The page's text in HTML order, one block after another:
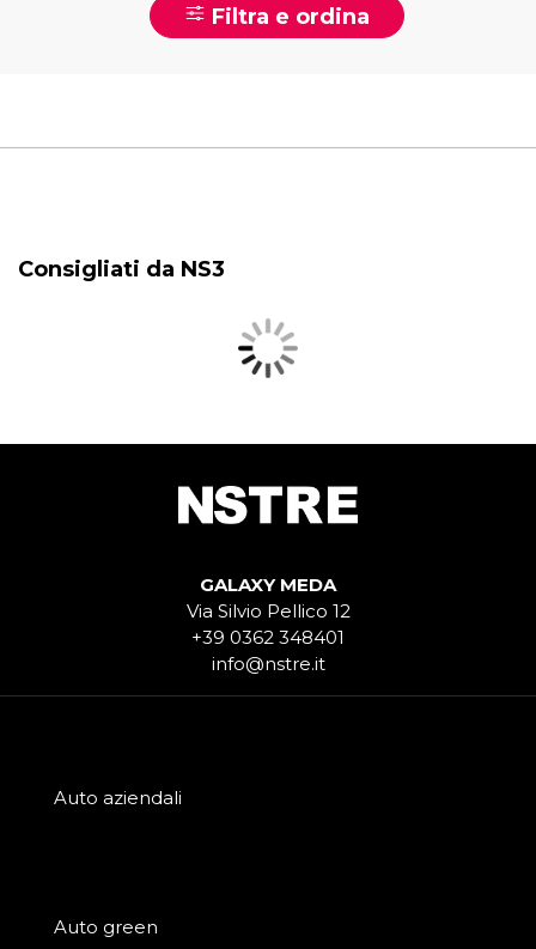
Filtra e ordina
Consigliati da NS3
GALAXY MEDA
Via Silvio Pellico 12
+39 0362 348401
info@nstre.it
Auto aziendali
Auto green